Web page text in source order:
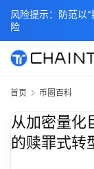
首页 币圈百科
从加密量化
的赎罪式转
风险提示：防范以
险